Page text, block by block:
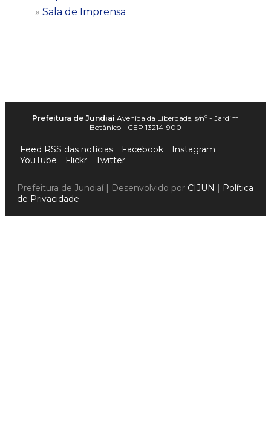
Sala de Imprensa
Prefeitura de Jundiaí Avenida da Liberdade, s/nº - Jardim
Botânico - CEP 13214-900
Feed RSS das notícias Facebook
Instagram
YouTube
Flickr Twitter
Prefeitura de Jundiaí | Desenvolvido por CIJUN
Política
de Privacidade